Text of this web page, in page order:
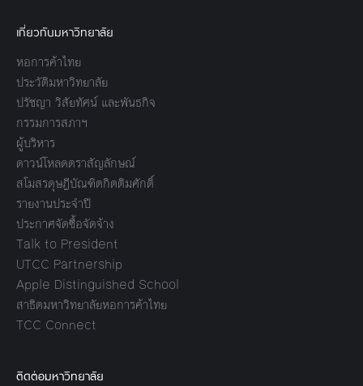
เกี่ยวกับมหาวิทยาลัย
หอการค้าไทย
ประวัติมหาวิทยาลัย
ปรัชญา วิสัยทัศน์ และพันธกิจ
กรรมการสภาฯ
ผู้บริหาร
ดาวน์โหลดตราสัญลักษณ์
สโมสรดุษฎีบัณฑิตกิตติมศักดิ์
รายงานประจำปี
ประกาศจัดซื้อจัดจ้าง
Talk to President
UTCC Partnership
Apple Distinguished School
สาธิตมหาวิทยาลัยหอการค้าไทย
TCC Connect
ติดต่อมหาวิทยาลัย